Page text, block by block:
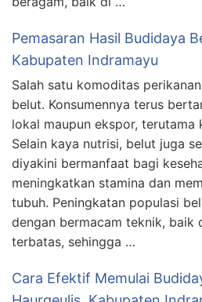
Pemasaran Hasil Budidaya
Kabupaten Indramayu
Salah satu komoditas
belut. Konsumennya terus
lokal maupun ekspor, terutama
Selain kaya nutrisi, belut juga
diyakini bermanfaat bagi
meningkatkan stamina dan
tubuh. Peningkatan populasi
dengan bermacam teknik, baik
terbatas, sehingga …
Cara Efektif Memulai